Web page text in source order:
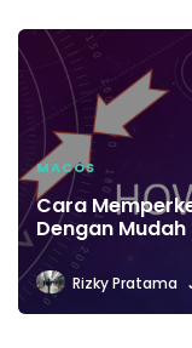
MACOS
Cara
Dengan Mudah
Rizky Pratama